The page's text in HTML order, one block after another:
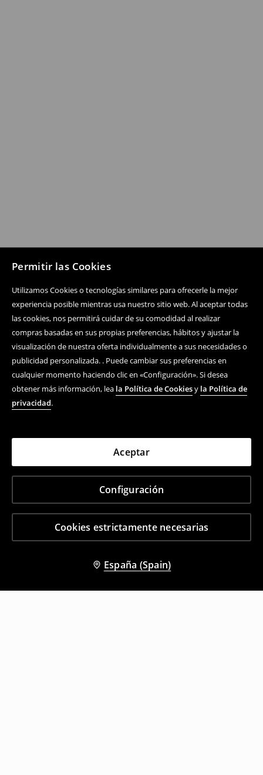
Permitir las Cookies
Utilizamos Cookies o tecnologías similares para ofrecerle la mejor
experiencia posible mientras usa nuestro sitio web. Al aceptar todas
las cookies, nos permitirá cuidar de su comodidad al realizar
compras basadas en sus propias preferencias, hábitos y ajustar la
visualización de nuestra oferta individualmente a sus necesidades o
publicidad personalizada. . Puede cambiar sus preferencias en
cualquier momento haciendo clic en «Configuración». Si desea
obtener más información, lea la Política de Cookiesy la Política de
privacidad.
Cookies estrictamente necesarias
Configuración
Aceptar
España (Spain)